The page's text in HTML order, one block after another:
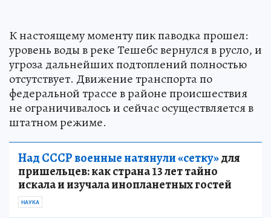
К настоящему моменту пик паводка прошел:
уровень воды в реке Тешебс вернулся в русло, и
угроза дальнейших подтоплений полностью
отсутствует. Движение транспорта по
федеральной трассе в районе происшествия
не ограничивалось и сейчас осуществляется в
штатном режиме.
Над СССР военные натянули «сетку»для
пришельцев: как страна 13 лет тайно
искала и изучала инопланетных гостей
НАУКА